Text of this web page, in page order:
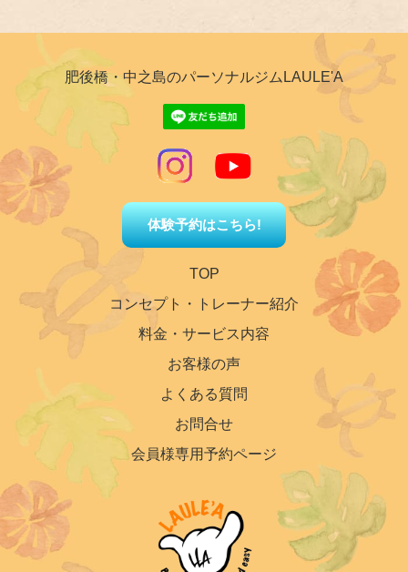
肥後橋・中之島のパーソナルジムLAULE'A
体験予約はこちら!
TOP
コンセプト・トレーナー紹介
料金・サービス内容
お客様の声
よくある質問
お問合せ
会員様専用予約ページ